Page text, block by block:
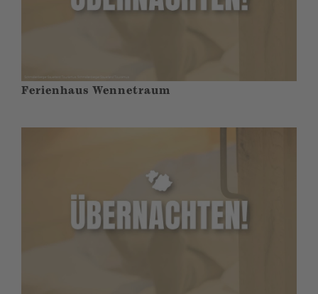
Ferienhaus Wennetraum